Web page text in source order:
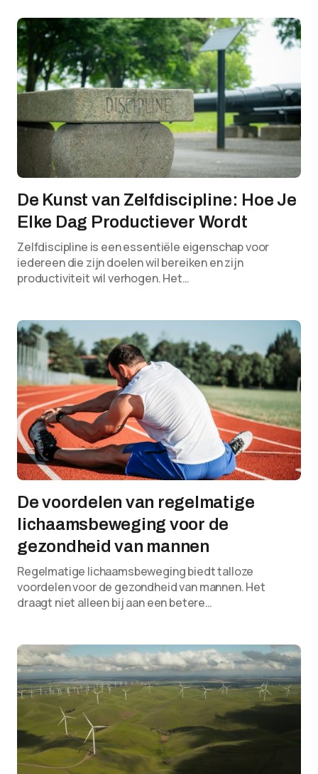
De Kunst van Zelfdiscipline: Hoe Je
Elke Dag Productiever Wordt
Zelfdiscipline is een essentiële eigenschap voor
iedereen die zijn doelen wil bereiken en zijn
productiviteit wil verhogen. Het…
De voordelen van regelmatige
lichaamsbeweging voor de
gezondheid van mannen
Regelmatige lichaamsbeweging biedt talloze
voordelen voor de gezondheid van mannen. Het
draagt niet alleen bij aan een betere…